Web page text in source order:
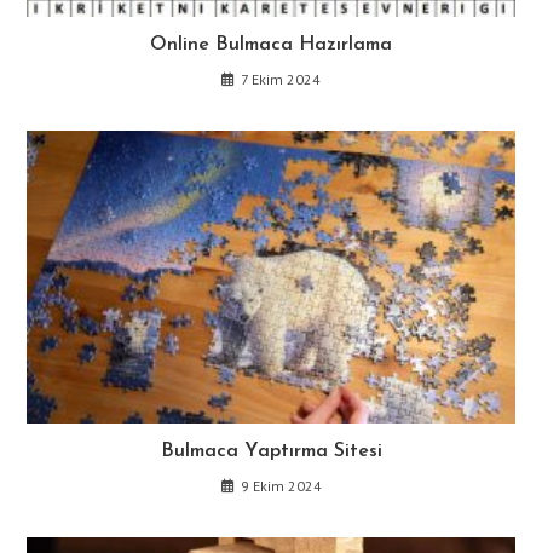
Online Bulmaca Hazırlama
7 Ekim 2024
Bulmaca Yaptırma Sitesi
9 Ekim 2024